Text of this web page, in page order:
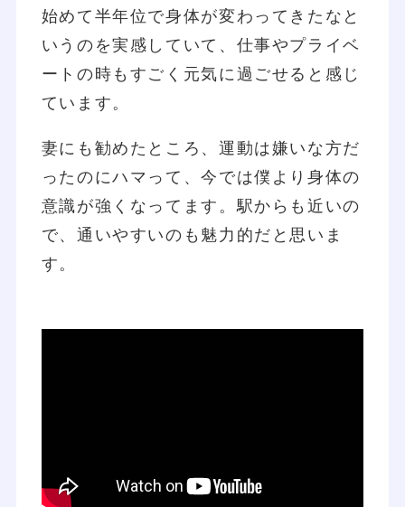
始めて半年位で身体が変わってきたなと
いうのを実感していて、仕事やプライベ
ートの時もすごく元気に過ごせると感じ
ています。
妻にも勧めたところ、運動は嫌いな方だ
ったのにハマって、今では僕より身体の
意識が強くなってます。駅からも近いの
で、通いやすいのも魅力的だと思いま
す。